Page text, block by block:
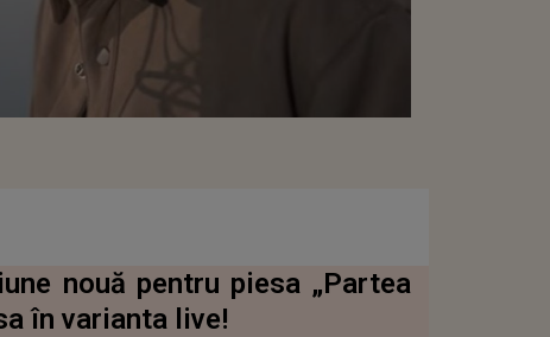
nouă pentru piesa „Partea
în varianta live!